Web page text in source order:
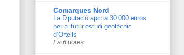
Comarques Nord
La Diputació aporta 30.000 euros
per al futur estudi geotècnic
d’Ortells
Fa 6 hores